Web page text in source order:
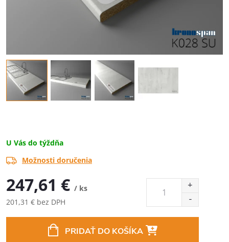
U Vás do týždňa
Možnosti doručenia
247,61 € / ks
201,31 € bez DPH
PRIDAŤ DO KOŠÍKA